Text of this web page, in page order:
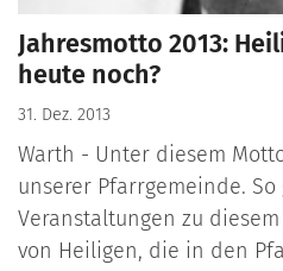
Jahresmotto 2013:
heute noch?
31. Dez. 2013
Warth - Unter diesem
unserer Pfarrgemeinde. So
Veranstaltungen zu
von Heiligen, die in den